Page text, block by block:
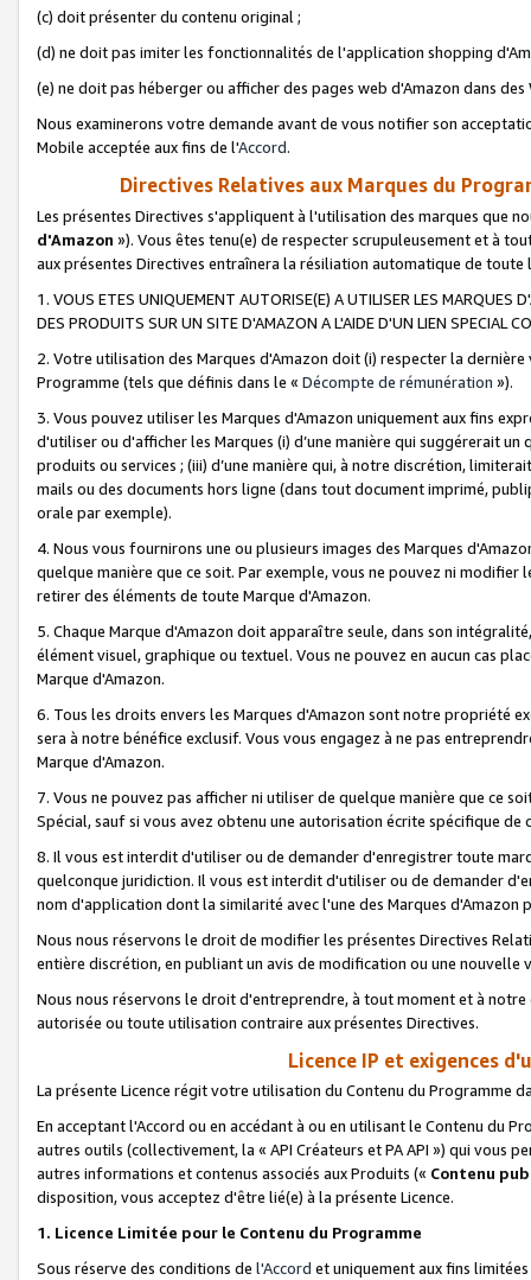
(c) doit présenter du contenu original ;
(d) ne doit pas imiter les fonctionnalités de l'application shopping
(e) ne doit pas héberger ou afficher des pages web d'Amazon dans
Nous examinerons votre demande avant de vous notifier son
Mobile acceptée aux fins de l'Accord.
Directives Relatives aux Marques du
Les présentes Directives s'appliquent à l'utilisation des marques que
d'Amazon »). Vous êtes tenu(e) de respecter scrupuleusement et à
aux présentes Directives entraînera la résiliation automatique de
1. VOUS ETES UNIQUEMENT AUTORISE(E) A UTILISER LES MARQUES
DES PRODUITS SUR UN SITE D'AMAZON A L'AIDE D'UN LIEN SPECIAL
2. Votre utilisation des Marques d'Amazon doit (i) respecter la
Programme (tels que définis dans le « Décompte de rémunération »).
3. Vous pouvez utiliser les Marques d'Amazon uniquement aux fins
d'utiliser ou d'afficher les Marques (i) d’une manière qui suggérerait
produits ou services ; (iii) d’une manière qui, à notre discrétion,
mails ou des documents hors ligne (dans tout document imprimé,
orale par exemple).
4. Nous vous fournirons une ou plusieurs images des Marques
quelque manière que ce soit. Par exemple, vous ne pouvez ni
retirer des éléments de toute Marque d'Amazon.
5. Chaque Marque d'Amazon doit apparaître seule, dans son
élément visuel, graphique ou textuel. Vous ne pouvez en aucun cas
Marque d'Amazon.
6. Tous les droits envers les Marques d'Amazon sont notre propriété
sera à notre bénéfice exclusif. Vous vous engagez à ne pas
Marque d'Amazon.
7. Vous ne pouvez pas afficher ni utiliser de quelque manière que ce
Spécial, sauf si vous avez obtenu une autorisation écrite spécifique de
8. Il vous est interdit d'utiliser ou de demander d'enregistrer toute
quelconque juridiction. Il vous est interdit d'utiliser ou de demander
nom d'application dont la similarité avec l'une des Marques
Nous nous réservons le droit de modifier les présentes Directives
entière discrétion, en publiant un avis de modification ou une nouvelle
Nous nous réservons le droit d'entreprendre, à tout moment et à
autorisée ou toute utilisation contraire aux présentes Directives.
Licence IP et exigences
La présente Licence régit votre utilisation du Contenu du Programme
En acceptant l'Accord ou en accédant à ou en utilisant le Contenu du
autres outils (collectivement, la « API Créateurs et PA API ») qui vous
autres informations et contenus associés aux Produits (« Contenu
disposition, vous acceptez d'être lié(e) à la présente Licence.
1. Licence Limitée pour le Contenu du Programme
Sous réserve des conditions de l'Accord et uniquement aux fins